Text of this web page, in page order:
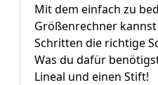
Mit dem einfach zu
Größenrechner
Schritten die richtige
Was du dafür
Lineal und einen Stift!